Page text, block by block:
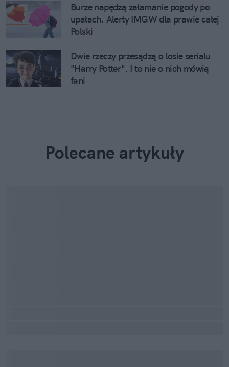
Burze napędzą załamanie pogody po
upałach. Alerty IMGW dla prawie całej
Polski
Dwie rzeczy przesądzą o losie serialu
"Harry Potter". I to nie o nich mówią
fani
Polecane artykuły